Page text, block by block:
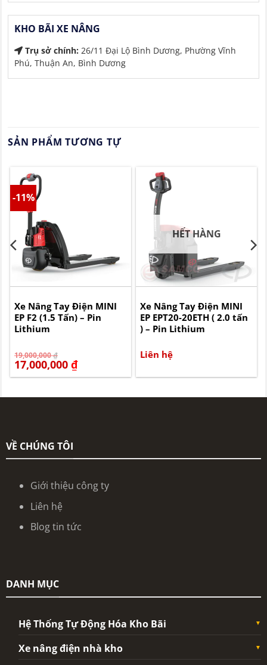
KHO BÃI XE NÂNG
Trụ sở chính: 26/11 Đại Lộ Bình Dương, Phường Vĩnh
Phú, Thuận An, Bình Dương
SẢN PHẨM TƯƠNG TỰ
-11%
Xe Nâng Tay Điện MINI
EP F2 (1.5 Tấn) – Pin
Lithium
19,000,000₫
Giá
gốc
là:
19,000,000 ₫.
17,000,000 ₫
Giá
hiện
tại
là:
HẾT HÀNG
Xe Nâng Tay Điện MINI
EP EPT20-20ETH ( 2.0 tấn
) – Pin Lithium
Liên hệ
VỀ CHÚNG TÔI
Giới thiệu công ty
Liên hệ
Blog tin tức
DANH MỤC
Hệ Thống Tự Động Hóa Kho Bãi
Xe nâng điện nhà kho